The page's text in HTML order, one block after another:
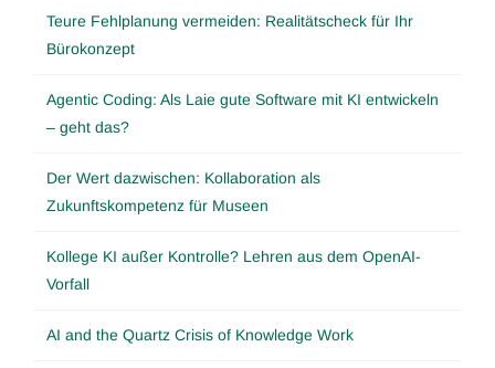
Teure Fehlplanung vermeiden: Realitätscheck für Ihr
Bürokonzept
Agentic Coding: Als Laie gute Software mit KI entwickeln
– geht das?
Der Wert dazwischen: Kollaboration als
Zukunftskompetenz für Museen
Kollege KI außer Kontrolle? Lehren aus dem OpenAI-
Vorfall
AI and the Quartz Crisis of Knowledge Work